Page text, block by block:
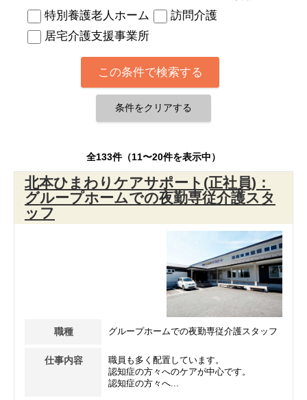
特別養護老人ホーム
訪問介護
居宅介護支援事業所
全133件（11〜20件を表示中）
北本ひまわりケアサポート(正社員)：
グループホームでの夜勤専従介護スタ
ッフ
職種 グループホームでの夜勤専従介護スタッフ
仕事内容
職員も多く配置しています。
認知症の方々へのケアが中心です。
認知症の方々へ...